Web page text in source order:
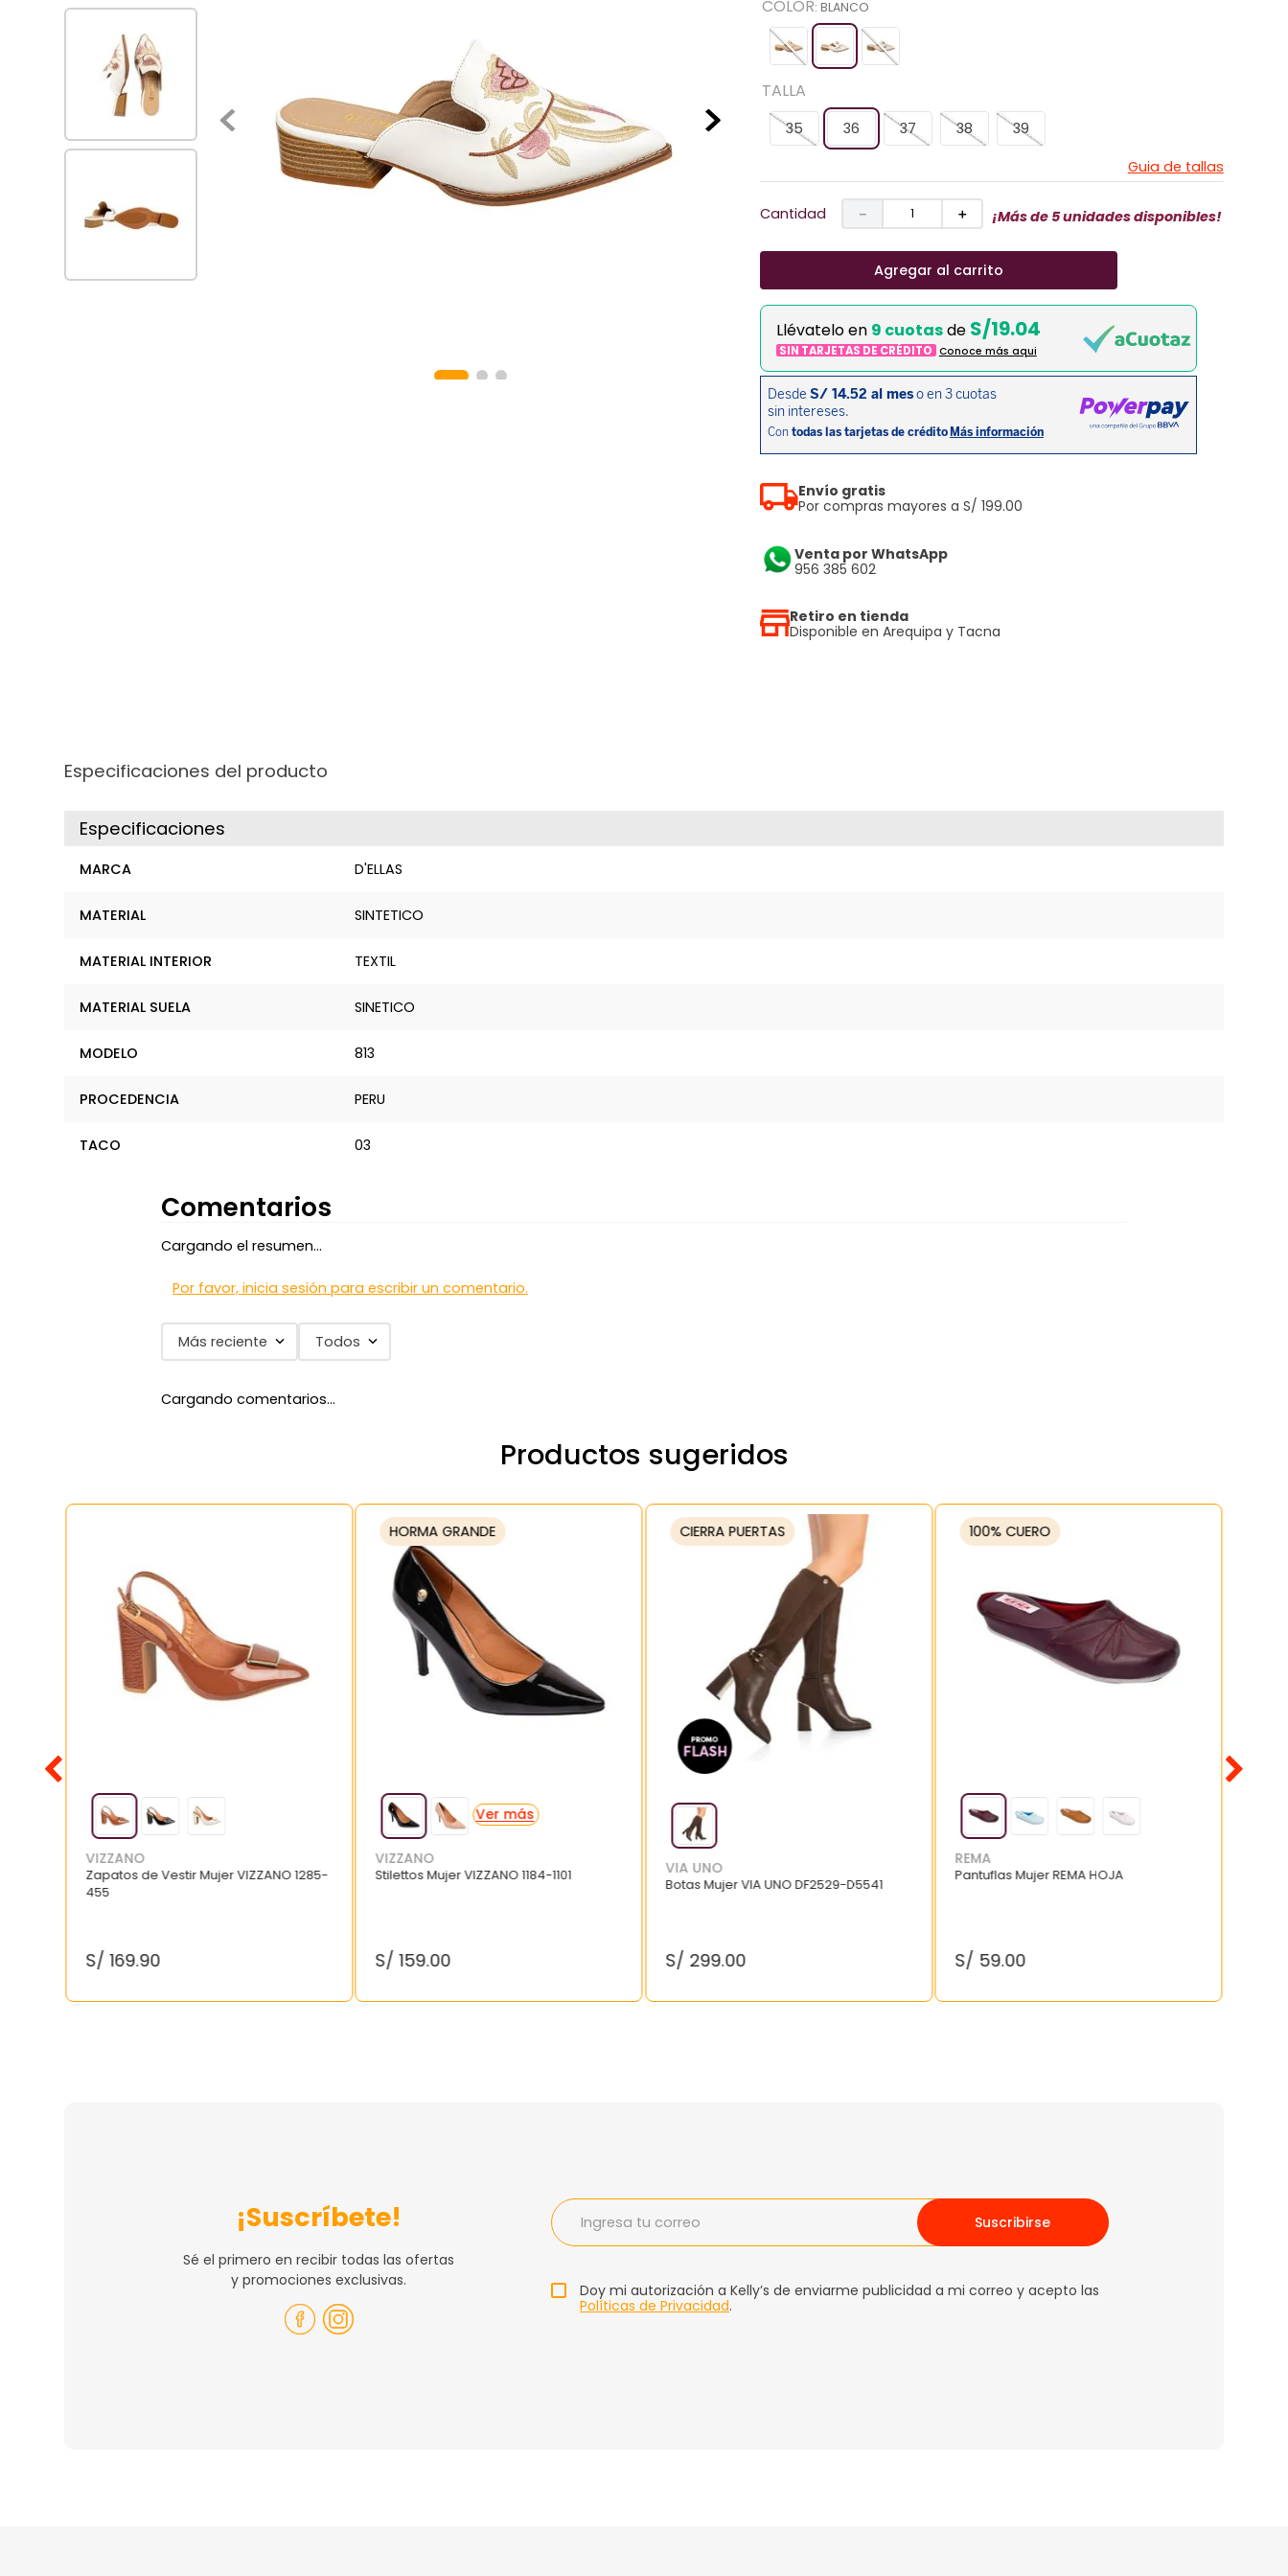
COLOR: BLANCO
TALLA
35 36 37 38
39
Guia de tallas
Cantidad ＋
－ ¡Más de 5 unidades disponibles!
Agregar al carrito
Llévatelo en 9 cuotasde S/19.04
SIN TARJETAS DE CRÉDITO Conoce más aqui
Envío gratis
Por compras mayores a S/ 199.00
Venta por WhatsApp
956 385 602
Retiro en tienda
Disponible en Arequipa y Tacna
Especificaciones del producto
Especificaciones
MARCA D'ELLAS
MATERIAL SINTETICO
MATERIAL INTERIOR TEXTIL
MATERIAL SUELA SINETICO
MODELO 813
PROCEDENCIA PERU
TACO 03
Comentarios
Cargando el resumen…
Por favor, inicia sesión para escribir un comentario.
Más reciente Todos
Cargando comentarios…
Productos sugeridos
VIZZANO
Zapatos de Vestir Mujer VIZZANO 1285-
455
S/ 169.90
HORMA GRANDE
VIZZANO
Stilettos Mujer VIZZANO 1184-1101
S/ 159.00
CIERRA PUERTAS
VIA UNO
Botas Mujer VIA UNO DF2529-D5541
S/ 299.00
100% CUERO
REMA
Pantuflas Mujer REMA HOJA
S/ 59.00
¡Suscríbete!
Sé el primero en recibir todas las ofertas
y promociones exclusivas.
Suscribirse
Doy mi autorización a Kelly’s de enviarme publicidad a mi correo y acepto las
Políticas de Privacidad.
ballerinas